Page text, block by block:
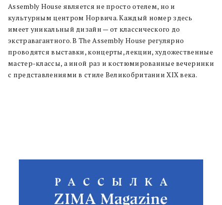
Assembly House является не просто отелем, но и
культурным центром Норвича. Каждый номер здесь
имеет уникальный дизайн — от классического до
экстравагантного. В The Assembly House регулярно
проводятся выставки, концерты, лекции, художественные
мастер-классы, а иной раз и костюмированные вечеринки
с представлениями в стиле Великобритании XIX века.